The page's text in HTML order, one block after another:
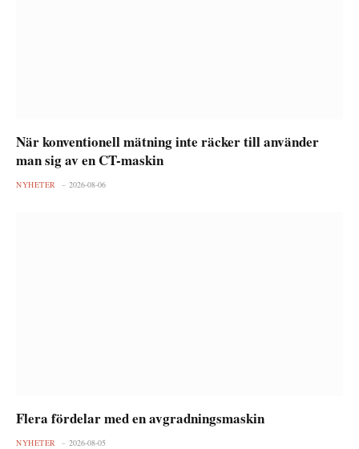
När konventionell mätning inte räcker till använder
man sig av en CT-maskin
NYHETER 2026-08-06
Flera fördelar med en avgradningsmaskin
NYHETER 2026-08-05